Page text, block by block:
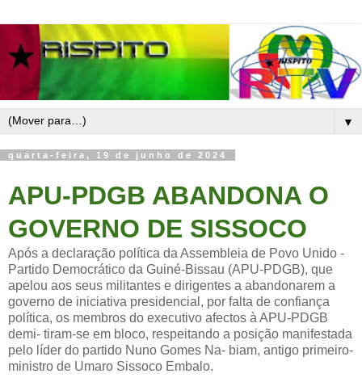
▼
quarta-feira, 19 de junho de 2024
APU-PDGB ABANDONA O
GOVERNO DE SISSOCO
Após a declaração política da Assembleia de Povo Unido -
Partido Democrático da Guiné-Bissau (APU-PDGB), que
apelou aos seus militantes e dirigentes a abandonarem a
governo de iniciativa presidencial, por falta de confiança
política, os membros do executivo afectos à APU-PDGB
demi- tiram-se em bloco, respeitando a posição manifestada
pelo líder do partido Nuno Gomes Na- biam, antigo primeiro-
ministro de Umaro Sissoco Embalo.